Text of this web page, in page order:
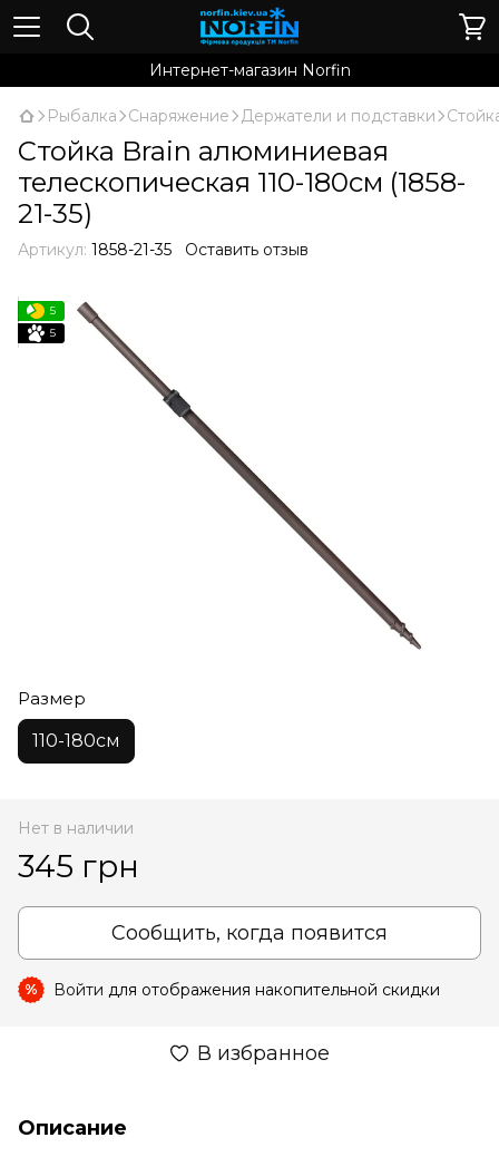
Интернет-магазин Norfin
Рыбалка Снаряжение Держатели и подставки
Стойка Brain алюминиевая
телескопическая 110-180см (1858-
21-35)
Артикул: 1858-21-35 Оставить отзыв
5
5
Размер
110-180см
Нет в наличии
345 грн
Сообщить, когда появится
% Войти для отображения накопительной скидки
В избранное
Описание